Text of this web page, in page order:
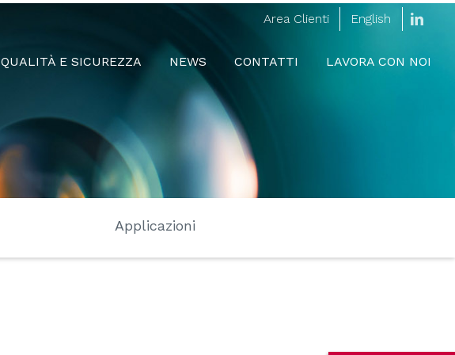
Area Clienti English
QUALITÀ E SICUREZZA NEWS CONTATTI LAVORA CON NOI
Applicazioni